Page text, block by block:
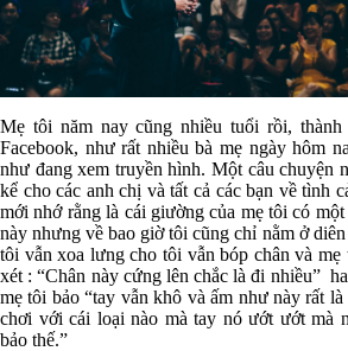
Mẹ tôi năm nay cũng nhiều tuổi rồi,
Facebook, như rất nhiều bà mẹ ngày hôm
như đang xem truyền hình. Một câu chuyện
kể cho các anh chị và tất cả các bạn về tình
mới nhớ rằng là cái giường của mẹ tôi có
này nhưng về bao giờ tôi cũng chỉ nằm ở
tôi vẫn xoa lưng cho tôi vẫn bóp chân và mẹ
xét : “Chân này cứng lên chắc là đi nhiều”
mẹ tôi bảo “tay vẫn khô và ấm như này rất
chơi với cái loại nào mà tay nó ướt ướt mà
bảo thế.”